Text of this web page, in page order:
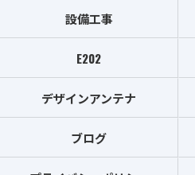
設備工事
E202
デザインアンテナ
ブログ